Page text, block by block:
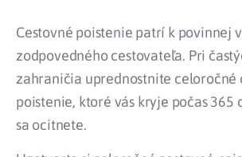
Cestovné poistenie patrí k povinnej
zodpovedného cestovateľa. Pri
zahraničia uprednostnite celoročné
poistenie, ktoré vás kryje počas 365
sa ocitnete.